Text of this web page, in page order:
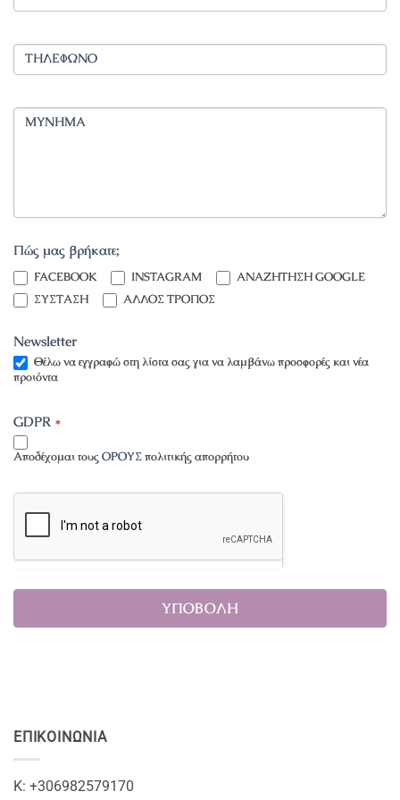
ΤΗΛΕΦΩΝΟ
ΜΥΝΗΜΑ
Πώς μας βρήκατε;
FACEBOOK INSTAGRAMINSTAGRAMΑΝΑΖΗΤΗΣΗ GOOGLE
ΣΥΣΤΑΣΗ
ΑΛΛΟΣ ΤΡΟΠΟΣ
Newsletter
Θέλω να εγγραφώ στη λίστα σας για να λαμβάνω προσφορές και νέα
προιόντα
GDPR *
Αποδέχομαι τουςΟΡΟΥΣπολιτικής απορρήτου
ΕΠΙΚΟΙΝΩΝΊΑ
Κ: +306982579170